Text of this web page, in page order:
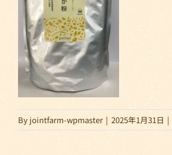
By jointfarm-wpmaster | 2025年1月31日 |